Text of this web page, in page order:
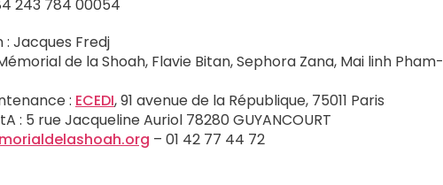
243 784 00054
Jacques Fredj
de la Shoah, Flavie Bitan, Sephora Zana, Mai linh Pham-
: ECEDI, 91 avenue de la République, 75011 Paris
: 5 rue Jacqueline Auriol 78280 GUYANCOURT
– 01 42 77 44 72